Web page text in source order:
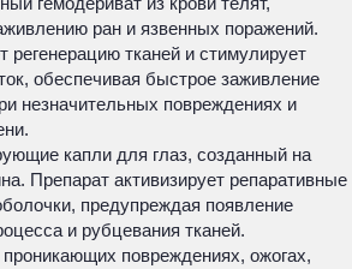
ран и язвенных поражений.
регенерацию тканей и стимулирует
обеспечивая быстрое заживление
незначительных повреждениях и
капли для глаз, созданный на
Препарат активизирует репаративные
предупреждая появление
и рубцевания тканей.
повреждениях, ожогах,